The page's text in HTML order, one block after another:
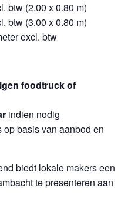
btw (2.00 x 0.80 m)
btw (3.00 x 0.80 m)
excl. btw
foodtruck of
indien nodig
basis van aanbod en
biedt lokale makers een
te presenteren aan